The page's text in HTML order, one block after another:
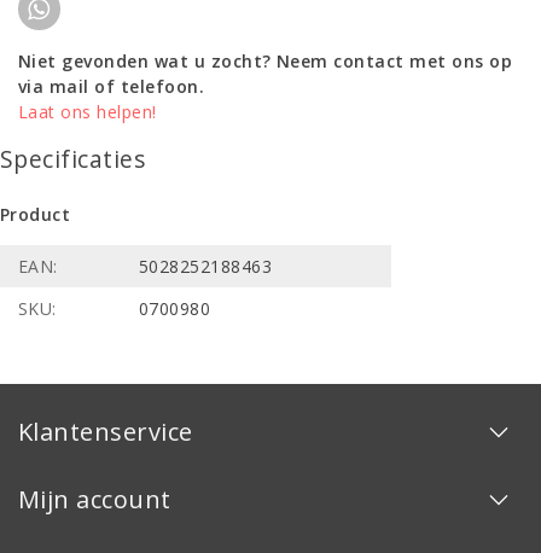
Niet gevonden wat u zocht? Neem contact met ons op
via mail of telefoon.
Laat ons helpen!
Specificaties
Product
EAN:
5028252188463
SKU:
0700980
Klantenservice
Mijn account